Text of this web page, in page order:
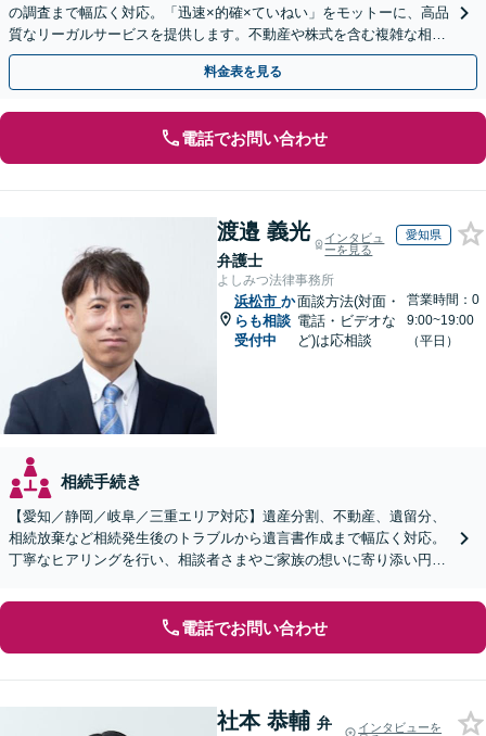
の調査まで幅広く対応。「迅速×的確×ていねい」をモットーに、高品
質なリーガルサービスを提供します。不動産や株式を含む複雑な相続
もお任せください【休日・夜間対応OK】
料金表を見る
電話でお問い合わせ
渡邉 義光
弁護士
インタビュ
ーを見る
愛知県
よしみつ法律事務所
浜松市 か
らも相談
受付中
面談方法(対面・
電話・ビデオな
ど)は応相談
営業時間：0
9:00~19:00
（平日）
相続手続き
【愛知／静岡／岐阜／三重エリア対応】遺産分割、不動産、遺留分、
相続放棄など相続発生後のトラブルから遺言書作成まで幅広く対応。
丁寧なヒアリングを行い、相談者さまやご家族の想いに寄り添い円滑
電話でお問い合わせ
社本 恭輔 弁
インタビューを